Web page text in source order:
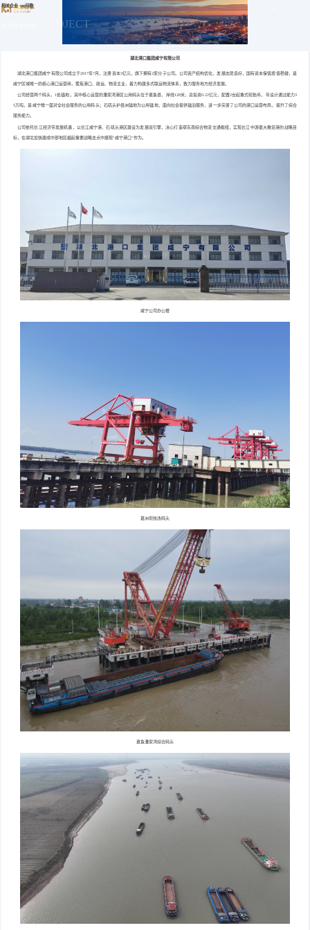
相关企业 -pg问鼎
MAJOR PROJECT
湖北港口集团咸宁有限公司
湖北港口集团咸宁有限公司成立于2017年7月，注册资本3亿元，旗下拥有2家分子公司。公司资产结构优化，发展态势良好，国有资本保值增值稳健，是
咸宁区域唯一的核心港口运营商，聚焦港口、航运、物流主业，着力构建多式联运物流体系，致力服务地方经济发展。
公司经营两个码头，1处锚地。其中核心运营的潘家湾港区公用码头位于嘉鱼县，岸线128米，总投资0.22亿元，配置2台起重式轮胎吊，年设计通过能力3
5万吨，是咸宁唯一面对全社会服务的公用码头；石矶头护县洲锚地为公用锚地，面向社会提供锚泊服务，进一步完善了公司的港口运营布局，提升了综合
服务能力。
公司依托长江经济带发展机遇，以长江咸宁港、石矶头港区建设为发展双引擎，决心打造鄂东南综合物流交通枢纽，实现长江中游最大散货港的战略目
标，在湖北加快建成中部地区崛起重要战略支点中展现“咸宁港口”作为。
咸宁公司办公楼
葛洲坝技改码头
嘉鱼潘家湾综合码头